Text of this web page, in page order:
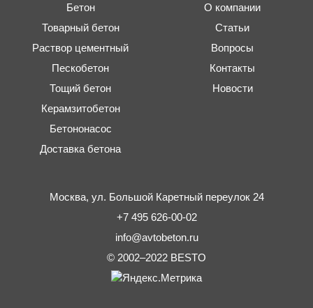
Бетон
Товарный бетон
Раствор цементный
Пескобетон
Тощий бетон
Керамзитобетон
Бетононасос
Доставка бетона
О компании
Статьи
Вопросы
Контакты
Новости
Москва, ул. Большой Каретный переулок 24
+7 495 626-00-02
info@avtobeton.ru
© 2002–2022 BESTO